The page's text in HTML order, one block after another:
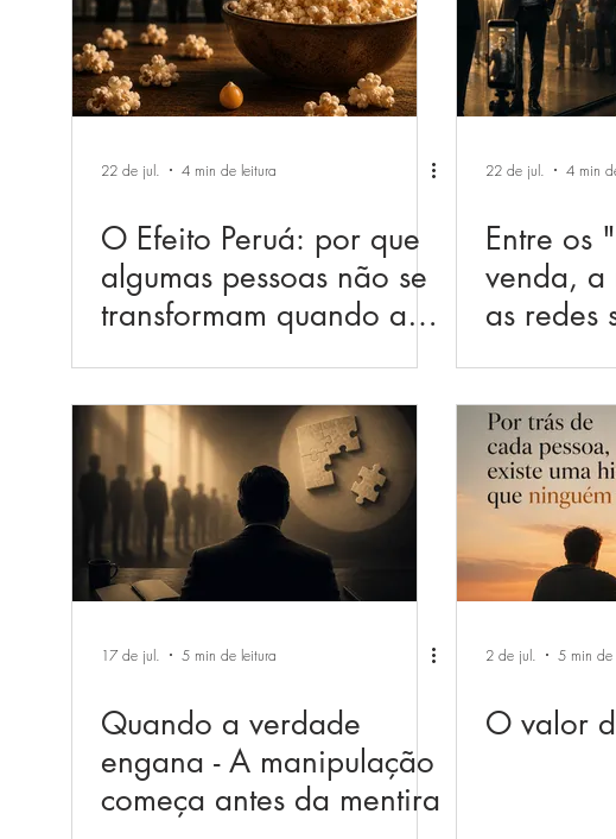
22 de jul. 4 min de leitura
O Efeito Peruá: por que
algumas pessoas não se
transformam quando a
22 de jul. 4 min
Entre os
venda, a
as redes
17 de jul. 5 min de leitura
Quando a verdade
engana - A manipulação
começa antes da mentira
2 de jul. 5 min de
O valor